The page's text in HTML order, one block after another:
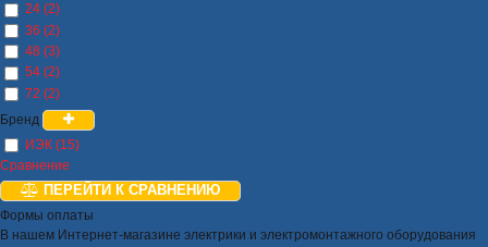
24 (2)
36 (2)
48 (3)
54 (2)
72 (2)
Бренд
ИЭК (15)
Сравнение
ПЕРЕЙТИ К СРАВНЕНИЮ
Формы оплаты
В нашем Интернет-магазине электрики и электромонтажного оборудования